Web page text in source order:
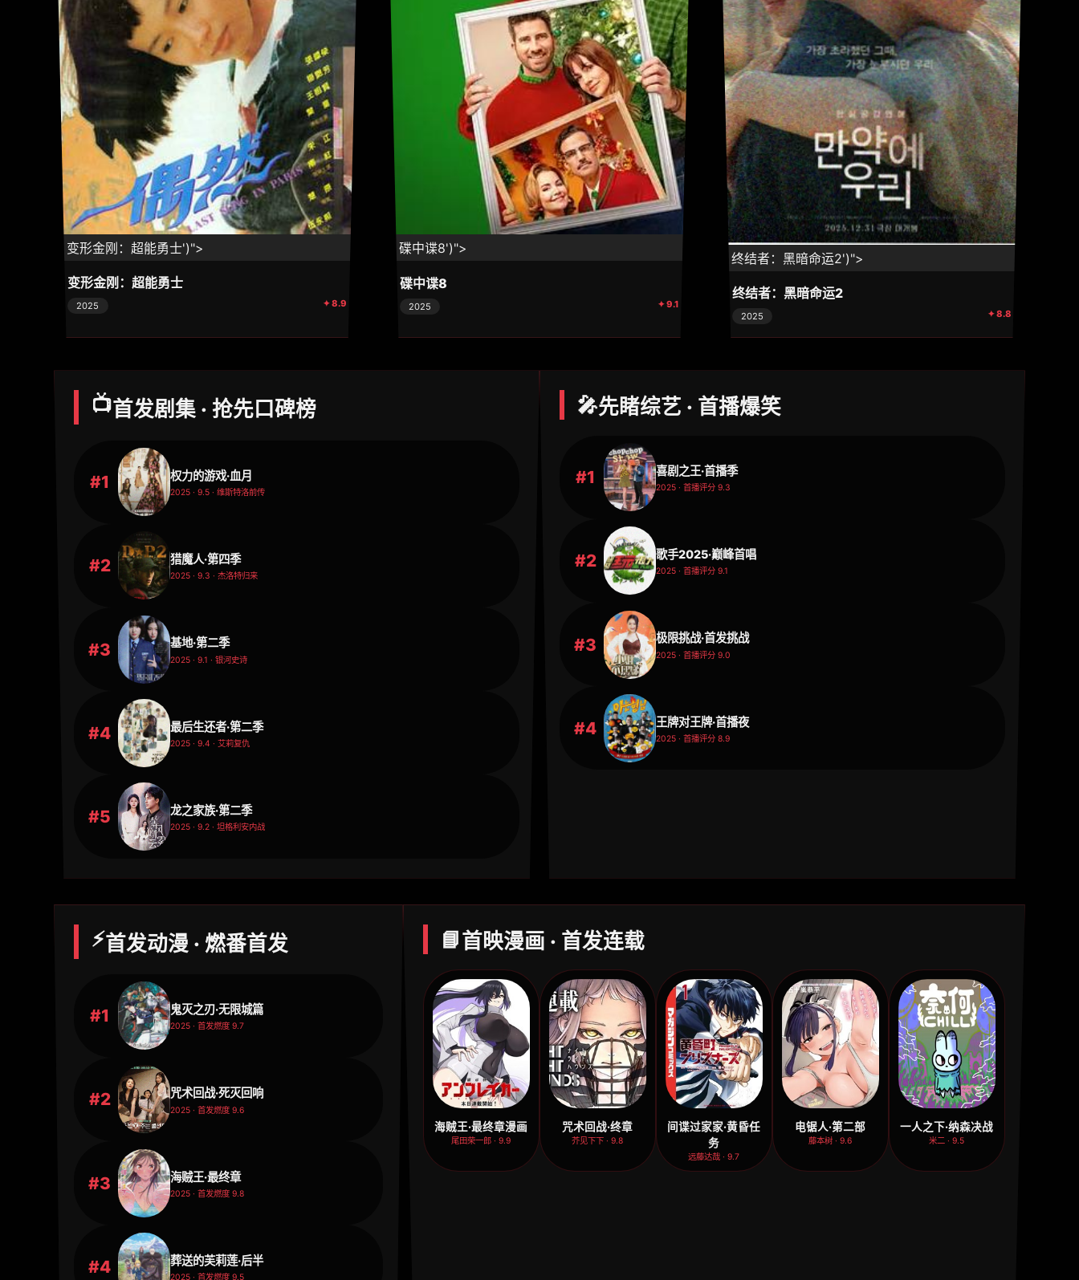
⚡ 变形金刚：超能勇士')">
变形金刚：超能勇士
2025 ✦ 8.9
⚡ 碟中谍8')">
碟中谍8
2025 ✦ 9.1
⚡ 终结者：黑暗命运2')">
终结者：黑暗命运2
2025 ✦ 8.8
📺首发剧集 · 抢先口碑榜
#1 权力的游戏·血月
2025 · 9.5 · 维斯特洛前传
#2 猎魔人·第四季
2025 · 9.3 · 杰洛特归来
#3 基地·第二季
2025 · 9.1 · 银河史诗
#4 最后生还者·第二季
2025 · 9.4 · 艾莉复仇
#5 龙之家族·第二季
2025 · 9.2 · 坦格利安内战
🎤先睹综艺 · 首播爆笑
#1 喜剧之王·首播季
2025 · 首播评分 9.3
#2 歌手2025·巅峰首唱
2025 · 首播评分 9.1
#3 极限挑战·首发挑战
2025 · 首播评分 9.0
#4 王牌对王牌·首播夜
2025 · 首播评分 8.9
⚡首发动漫 · 燃番首发
#1 鬼灭之刃·无限城篇
2025 · 首发燃度 9.7
#2 咒术回战·死灭回响
2025 · 首发燃度 9.6
#3 海贼王·最终章
2025 · 首发燃度 9.8
#4 葬送的芙莉莲·后半
2025 · 首发燃度 9.5
📘首映漫画 · 首发连载
海贼王·最终章漫画
尾田荣一郎 · 9.9
咒术回战·终章
芥见下下 · 9.8
间谍过家家·黄昏任
务
远藤达哉 · 9.7
电锯人·第二部
藤本树 · 9.6
一人之下·纳森决战
米二 · 9.5